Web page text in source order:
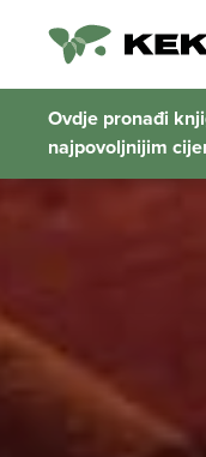
Ovdje pronađi
najpovoljnijim